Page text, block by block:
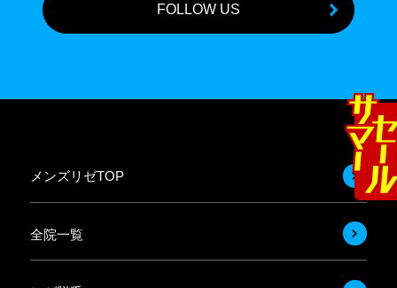
FOLLOW US
メンズリゼTOP
全院一覧